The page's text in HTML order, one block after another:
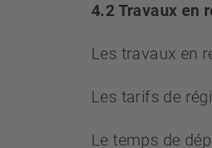
4.2 Travaux en
Les travaux en
Les tarifs de
Le temps de